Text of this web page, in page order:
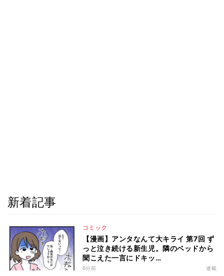
新着記事
コミック
【漫画】アンタなんて大キライ 第7回 ず
っと泣き続ける新生児。隣のベッドから
聞こえた一言にドキッ…
6分前 連載